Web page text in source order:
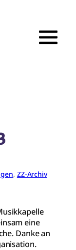
, ZZ-Archiv
eine
Danke an